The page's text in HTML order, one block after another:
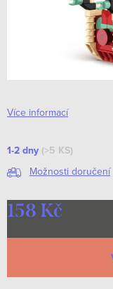
Více informací
1-2 dny (>5 KS)
Možnosti doručení
158 Kč
cena: